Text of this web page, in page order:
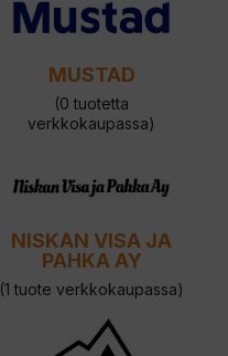
MUSTAD
(0 tuotetta
verkkokaupassa)
NISKAN VISA JA
PAHKA AY
(1 tuote verkkokaupassa)